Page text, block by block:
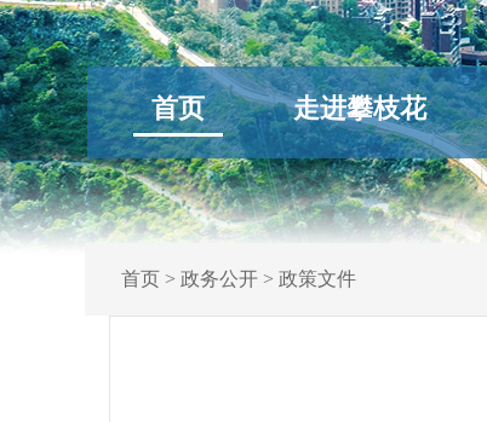
首页 走进攀枝花
首页> 政务公开> 政策文件